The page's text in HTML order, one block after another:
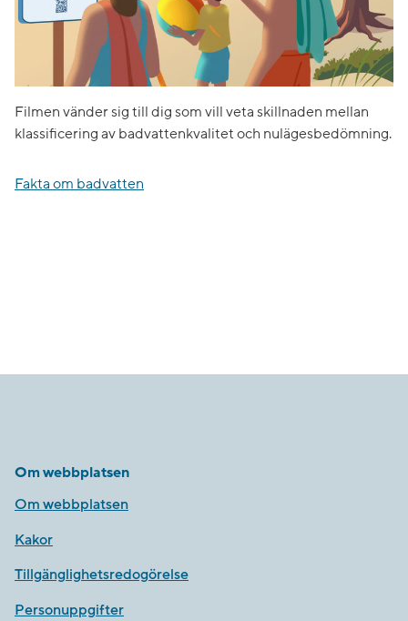
Filmen vänder sig till dig som vill veta skillnaden mellan
klassificering av badvattenkvalitet och nulägesbedömning.
Fakta om badvatten
Om webbplatsen
Om webbplatsen
Kakor
Tillgänglighetsredogörelse
Personuppgifter